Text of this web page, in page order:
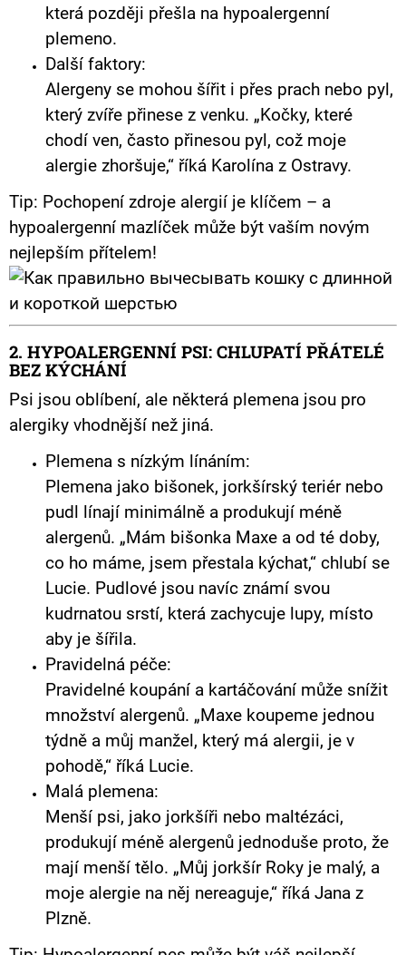
která později přešla na hypoalergenní
plemeno.
Další faktory:
Alergeny se mohou šířit i přes prach nebo pyl,
který zvíře přinese z venku. „Kočky, které
chodí ven, často přinesou pyl, což moje
alergie zhoršuje,“ říká Karolína z Ostravy.
Tip: Pochopení zdroje alergií je klíčem – a
hypoalergenní mazlíček může být vaším novým
nejlepším přítelem!
2. HYPOALERGENNÍ PSI: CHLUPATÍ PŘÁTELÉ
BEZ KÝCHÁNÍ
Psi jsou oblíbení, ale některá plemena jsou pro
alergiky vhodnější než jiná.
Plemena s nízkým línáním:
Plemena jako bišonek, jorkšírský teriér nebo
pudl línají minimálně a produkují méně
alergenů. „Mám bišonka Maxe a od té doby,
co ho máme, jsem přestala kýchat,“ chlubí se
Lucie. Pudlové jsou navíc známí svou
kudrnatou srstí, která zachycuje lupy, místo
aby je šířila.
Pravidelná péče:
Pravidelné koupání a kartáčování může snížit
množství alergenů. „Maxe koupeme jednou
týdně a můj manžel, který má alergii, je v
pohodě,“ říká Lucie.
Malá plemena:
Menší psi, jako jorkšíři nebo maltézáci,
produkují méně alergenů jednoduše proto, že
mají menší tělo. „Můj jorkšír Roky je malý, a
moje alergie na něj nereaguje,“ říká Jana z
Plzně.